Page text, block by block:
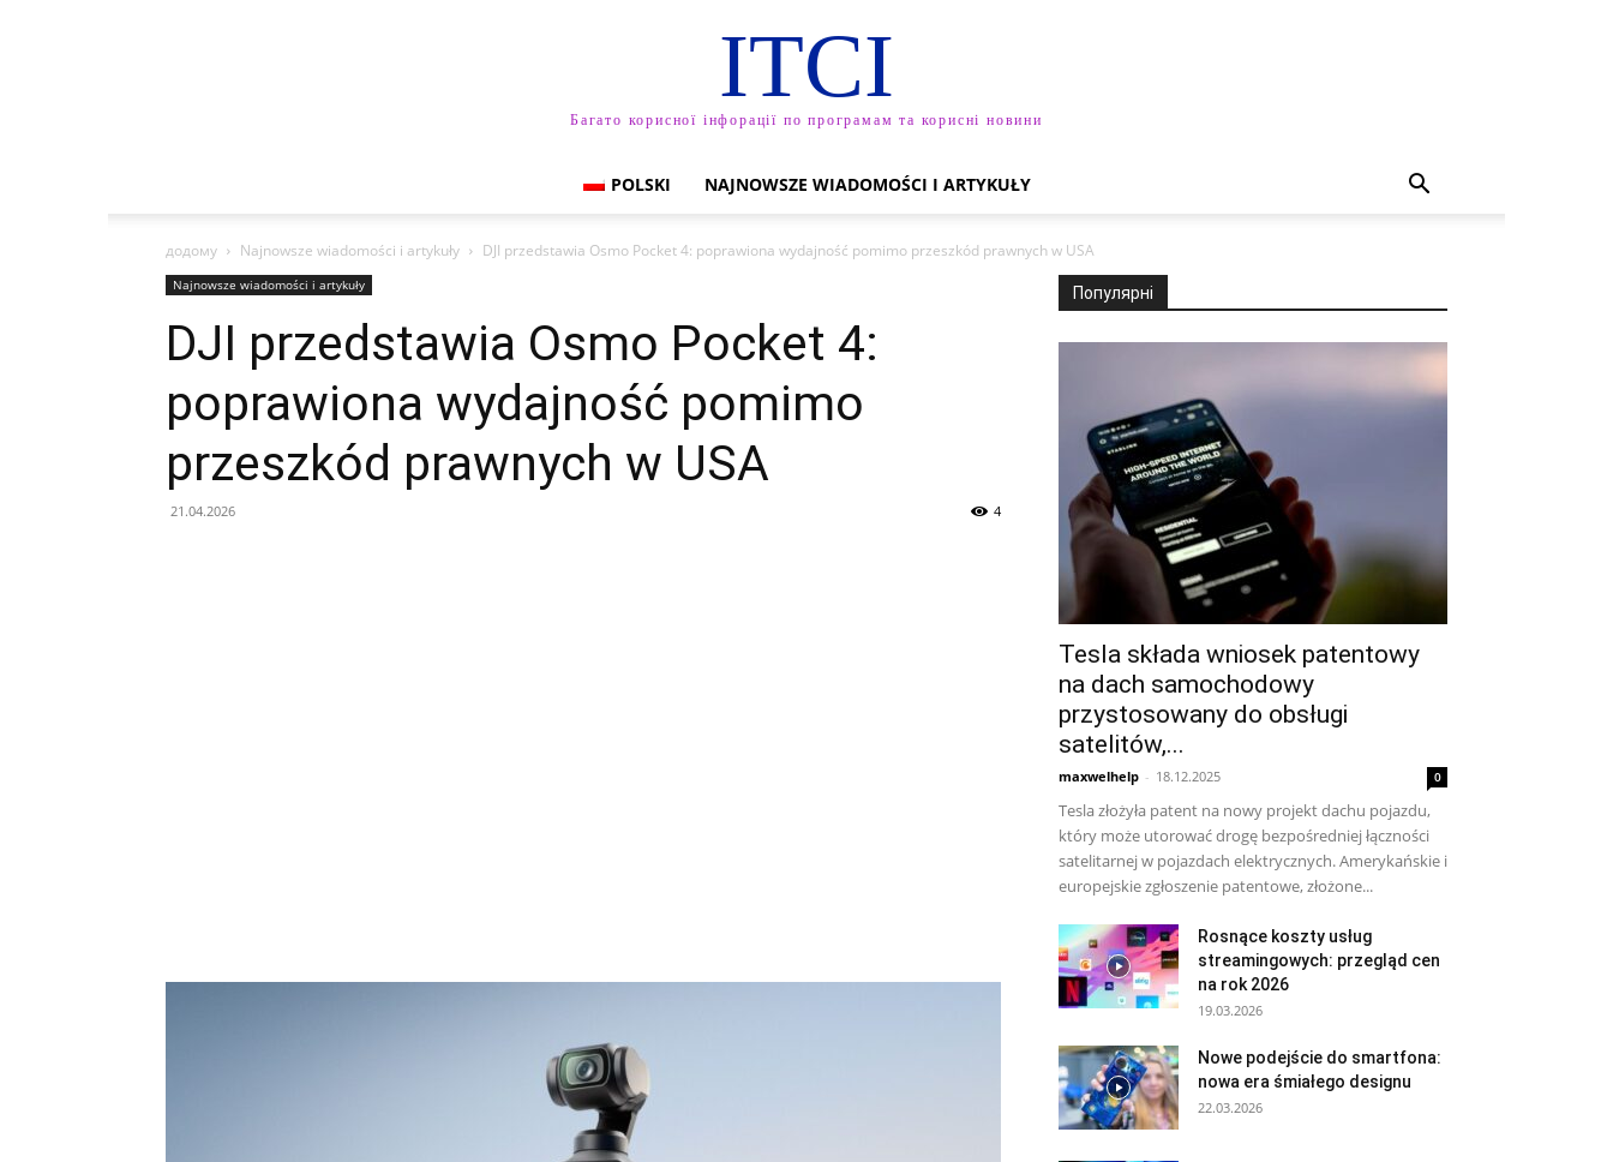
ITCI
Багато корисної інфорації по програмам та корисні новини
POLSKI NAJNOWSZE WIADOMOŚCI I ARTYKUŁY
додому Najnowsze wiadomości i artykuły DJI przedstawia Osmo Pocket 4: poprawiona wydajność pomimo przeszkód prawnych w USA
Najnowsze wiadomości i artykuły
DJI przedstawia Osmo Pocket 4:
poprawiona wydajność pomimo
przeszkód prawnych w USA
21.04.2026 4
Популярні
Tesla składa wniosek patentowy
na dach samochodowy
przystosowany do obsługi
satelitów,...
maxwelhelp - 18.12.2025 0
Tesla złożyła patent na nowy projekt dachu pojazdu,
który może utorować drogę bezpośredniej łączności
satelitarnej w pojazdach elektrycznych. Amerykańskie i
europejskie zgłoszenie patentowe, złożone...
Rosnące koszty usług
streamingowych: przegląd cen
na rok 2026
19.03.2026
Nowe podejście do smartfona:
nowa era śmiałego designu
22.03.2026